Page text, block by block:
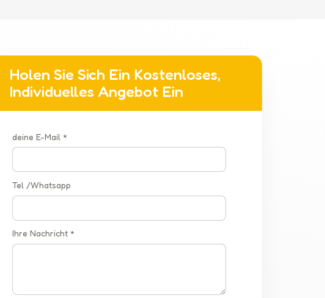
Holen Sie Sich Ein Kostenloses,
Individuelles Angebot Ein
deine E-Mail *
Tel /Whatsapp
Ihre Nachricht *